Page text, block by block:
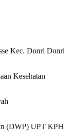
Kec. Donri Donri
Kesehatan
(DWP) UPT KPH